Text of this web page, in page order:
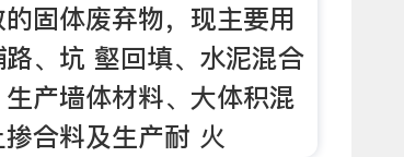
固体废弃物，现主要用
路、坑 壑回填、水泥混合
产墙体材料、大体积混
掺合料及生产耐 火